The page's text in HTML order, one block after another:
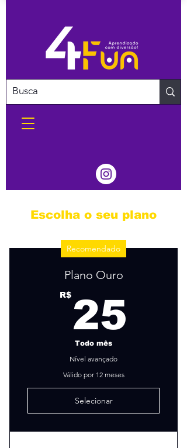
Escolha o seu plano
Recomendado
Plano Ouro
R$ 25
Todo mês
Nível avançado
Válido por 12 meses
Selecionar